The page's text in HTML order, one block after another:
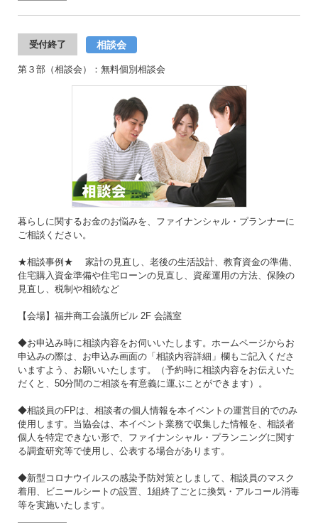
受付終了 相談会
第３部（相談会）：無料個別相談会
暮らしに関するお金のお悩みを、ファイナンシャル・プランナーに
ご相談ください。
★相談事例★ 家計の見直し、老後の生活設計、教育資金の準備、
住宅購入資金準備や住宅ローンの見直し、資産運用の方法、保険の
見直し、税制や相続など
【会場】福井商工会議所ビル 2F 会議室
◆お申込み時に相談内容をお伺いいたします。ホームページからお
申込みの際は、お申込み画面の「相談内容詳細」欄もご記入くださ
いますよう、お願いいたします。（予約時に相談内容をお伝えいた
だくと、50分間のご相談を有意義に運ぶことができます）。
◆相談員のFPは、相談者の個人情報を本イベントの運営目的でのみ
使用します。当協会は、本イベント業務で収集した情報を、相談者
個人を特定できない形で、ファイナンシャル・プランニングに関す
る調査研究等で使用し、公表する場合があります。
◆新型コロナウイルスの感染予防対策としまして、相談員のマスク
着用、ビニールシートの設置、1組終了ごとに換気・アルコール消毒
等を実施いたします。